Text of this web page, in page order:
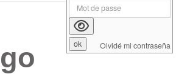
Olvidé mi contraseña